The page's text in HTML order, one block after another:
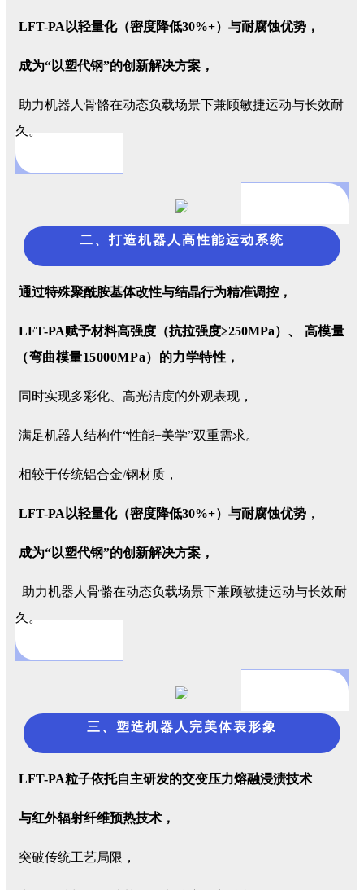
LFT-PA以轻量化（密度降低30%+）与耐腐蚀优势，
成为“以塑代钢”的创新解决方案，
助力机器人骨骼在动态负载场景下兼顾敏捷运动与长效耐
久。
二、打造机器人高性能运动系统
通过特殊聚酰胺基体改性与结晶行为精准调控，
LFT-PA赋予材料高强度（抗拉强度≥250MPa）、
高模量
（弯曲模量15000MPa）的力学特性，
同时实现多彩化、高光洁度的外观表现，
满足机器人结构件“性能+美学”双重需求。
相较于传统铝合金/钢材质，
LFT-PA以轻量化（密度降低30%+） 与耐腐蚀优势 ，
成为“以塑代钢”的创新解决方案，
助力机器人骨骼在动态负载场景下兼顾敏捷运动与长效耐
久。
三、塑造机器人完美体表形象
LFT-PA粒子依托自主研发的交变压力熔融浸渍技术
与红外辐射纤维预热技术，
突破传统工艺局限，